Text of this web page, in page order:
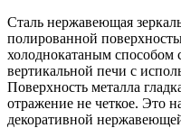
Сталь нержавеющая
полированной
холоднокатаным способом
вертикальной печи с
Поверхность металла
отражение не четкое. Это
декоративной